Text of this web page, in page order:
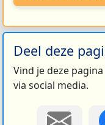
Deel deze
Vind je deze
via social media.